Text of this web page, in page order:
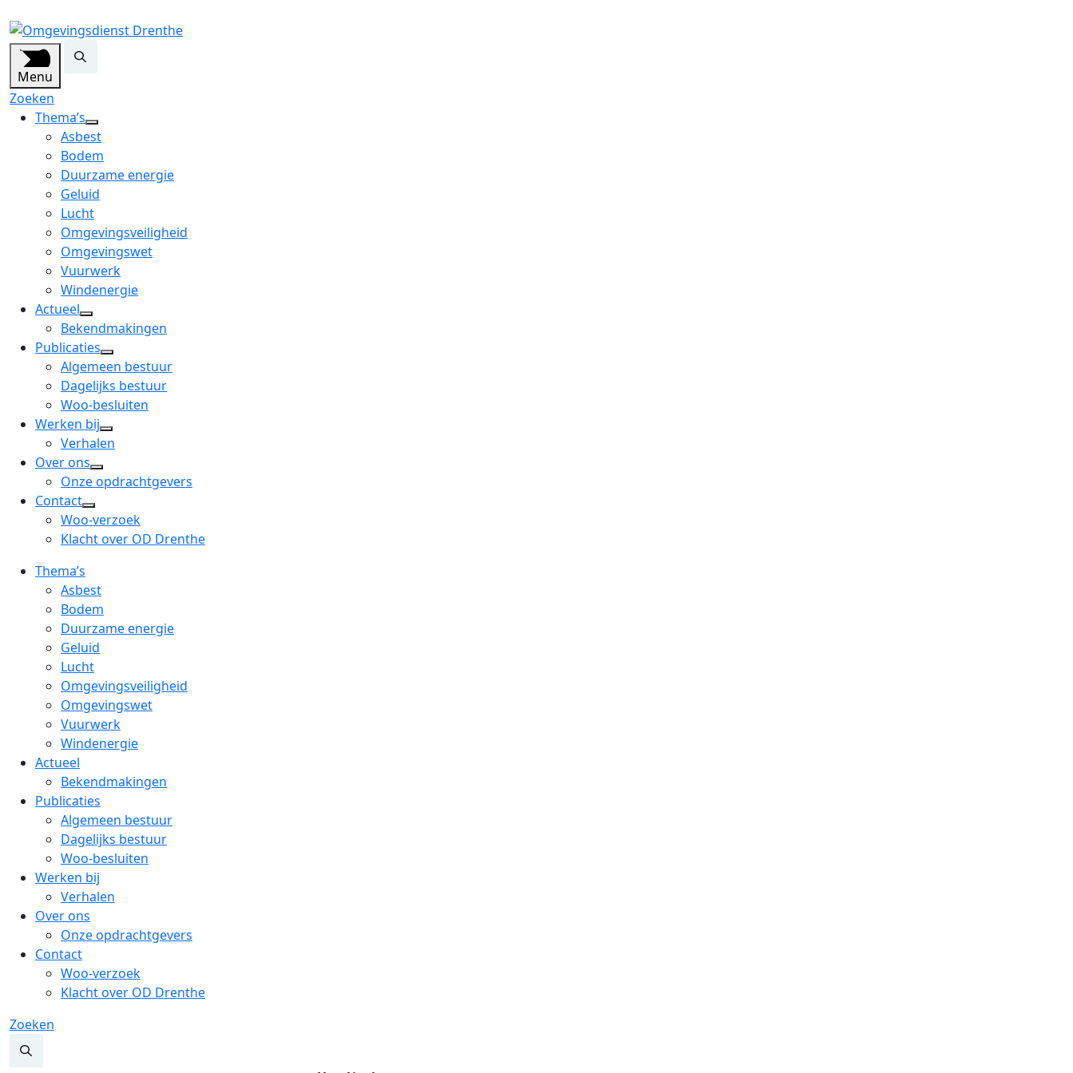
Menu
Zoeken
Thema’s
open
dropdown
menu
Asbest
Bodem
Duurzame energie
Geluid
Lucht
Omgevingsveiligheid
Omgevingswet
Vuurwerk
Windenergie
Actueel
open
dropdown
menu
Bekendmakingen
Publicaties
open
dropdown
menu
Algemeen bestuur
Dagelijks bestuur
Woo-besluiten
Werken bij
open
menu
Verhalen
Over ons
open
dropdown
menu
Onze opdrachtgevers
Contact
open
dropdown
Woo-verzoek
Klacht over OD Drenthe
Thema’s
Asbest
Bodem
Duurzame energie
Geluid
Lucht
Omgevingsveiligheid
Omgevingswet
Vuurwerk
Windenergie
Actueel
Bekendmakingen
Publicaties
Algemeen bestuur
Dagelijks bestuur
Woo-besluiten
Werken bij
Verhalen
Over ons
Onze opdrachtgevers
Contact
Woo-verzoek
Klacht over OD Drenthe
Zoeken